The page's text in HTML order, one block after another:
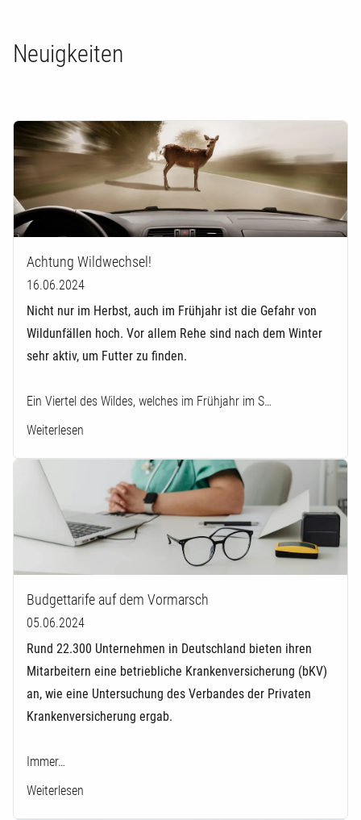
Neuigkeiten
Achtung Wildwechsel!
16.06.2024
Nicht nur im Herbst, auch im Frühjahr ist die Gefahr von
Wildunfällen hoch. Vor allem Rehe sind nach dem Winter
sehr aktiv, um Futter zu finden.
Ein Viertel des Wildes, welches im Frühjahr im S…
Weiterlesen
Budgettarife auf dem Vormarsch
05.06.2024
Rund 22.300 Unternehmen in Deutschland bieten ihren
Mitarbeitern eine betriebliche Krankenversicherung (bKV)
an, wie eine Untersuchung des Verbandes der Privaten
Krankenversicherung ergab.
Immer…
Weiterlesen